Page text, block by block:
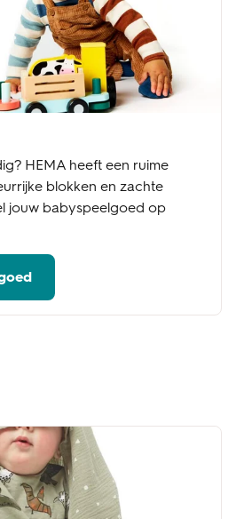
HEMA heeft een ruime
blokken en zachte
jouw babyspeelgoed op